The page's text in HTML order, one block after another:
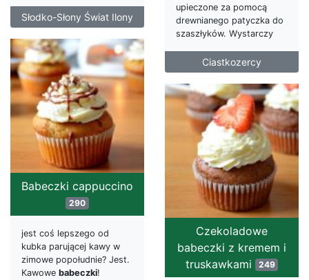
Słodko-Słony Świat Ilony
upieczone za pomocą
drewnianego patyczka do
szaszłyków. Wystarczy
Ciastkozercy
Babeczki cappuccino
290
jest coś lepszego od
kubka parującej kawy w
zimowe popołudnie? Jest.
Kawowe babeczki!
Czekoladowe
babeczki z kremem i
truskawkami
249